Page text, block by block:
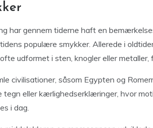
har gennem tiderne haft en
populære smykker. Allerede i
udformet i sten, knogler eller
civilisationer, såsom Egypten og
tegn eller kærlighedserklæringer, hvor
i dag.